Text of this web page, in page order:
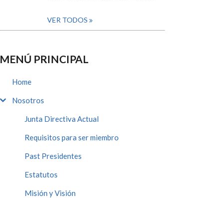
VER TODOS
MENÚ PRINCIPAL
Home
Nosotros
Junta Directiva Actual
Requisitos para ser miembro
Past Presidentes
Estatutos
Misión y Visión